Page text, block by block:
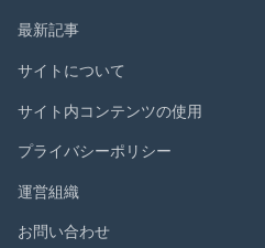
最新記事
サイトについて
サイト内コンテンツの使用
プライバシーポリシー
運営組織
お問い合わせ